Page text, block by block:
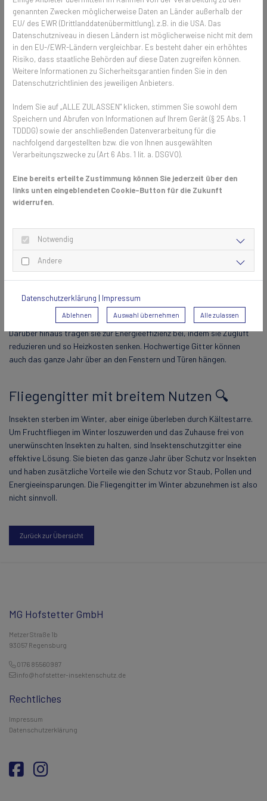
Zurück zur Übersicht
Gibt es Fruchtfliegen im Winter? 🍊🌧️
Fruchtfliegen können das ganze Jahr über lästig sein, auch im Winter.
Sie suchen nach warmen Orten, um zu überwintern. Um Küchen von
den Plagegeistern zu schützen, sollten Fenster und Türen mit
Insektenschutzgittern ausgestattet werden. Diese Gitter verhindern,
dass Fliegen und andere Insekten in das Zuhause gelangen. Sind die
eine Verbreitung von Obstfliegen zu vermeiden, sollte zubereitetes
Essen und vor allem Obst nicht offen herumstehen.
Warum Insektenschutzgitter das ganze
Jahr über hilfreich sind 🐜🛡️
Insektenschutzgitter sind nicht nur im Sommer nützlich. Im Winter
nach Wärme in die Häuser eindringen, insbesondere Spinnen. Diese
Gitter sind eine effektive Möglichkeit, das Zuhause das ganze Jahr
Lüftungsschlitzen angebracht werden und lassen frische Luft herein,
während sie Insekten fernhalten.
Neben dem Schutz vor Insekten bieten Insektenschutzgitter auch
andere Vorteile. Spezialgitter verhindern, dass Staub und Pollen ins
Innere gelangen, was insbesondere für Allergiker von Nutzen ist.
Darüber hinaus tragen sie zur Energieeffizienz bei, indem sie Zugluft
reduzieren und so Heizkosten senken. Hochwertige Gitter können
auch das ganze Jahr über an den Fenstern und Türen hängen.
Fliegengitter mit breitem Nutzen 🔍
Insekten sterben im Winter, aber einige überleben durch Kältestarre.
Um Fruchtfliegen im Winter loszuwerden und das Zuhause frei von
unerwünschten Insekten zu halten, sind Insektenschutzgitter eine
effektive Lösung. Sie bieten das ganze Jahr über Schutz vor Insekten
und haben zusätzliche Vorteile wie den Schutz vor Staub, Pollen und
Energieeinsparungen. Die Fliegengitter im Winter abzunehmen ist also
nicht sinnvoll.
MG Hofstetter GmbH
Metzer Straße 1b
93057 Regensburg
0176 85560987
info@hofstetter-insektenschutz.de
Rechtliches
Impressum
Datenschutzerklärung
genannten Zwecken möglicherweise Daten an Länder außerhalb der
EU/ des EWR (Drittlanddatenübermittlung), z.B. in die USA. Das
Datenschutzniveau in diesen Ländern ist möglicherweise nicht mit dem
in den EU-/EWR-Ländern vergleichbar. Es besteht daher ein erhöhtes
Risiko, dass staatliche Behörden auf diese Daten zugreifen können.
Weitere Informationen zu Sicherheitsgarantien finden Sie in den
Datenschutzrichtlinien des jeweiligen Anbieters.
Indem Sie auf „ALLE ZULASSEN" klicken, stimmen Sie sowohl dem
Speichern und Abrufen von Informationen auf Ihrem Gerät (§ 25 Abs. 1
TDDDG) sowie der anschließenden Datenverarbeitung für die
nachfolgend dargestellten bzw. die von Ihnen ausgewählten
Verarbeitungszwecke zu (Art 6 Abs. 1 lit. a. DSGVO).
Eine bereits erteilte Zustimmung können Sie jederzeit über den
links unten eingeblendeten Cookie-Button für die Zukunft
widerrufen.
Notwendig
Andere
Datenschutzerklärung | Impressum
Ablehnen Auswahl übernehmen Alle zulassen